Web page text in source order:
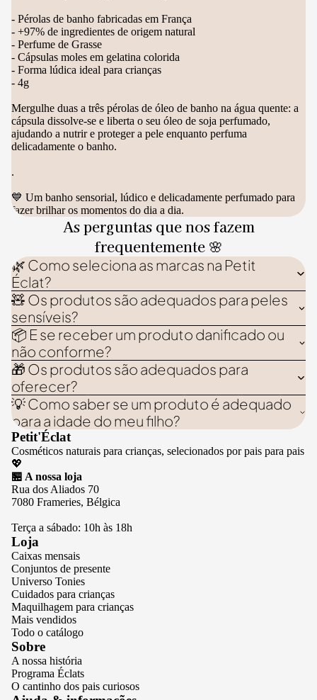
- Pérolas de banho fabricadas em França
- +97% de ingredientes de origem natural
- Perfume de Grasse
- Cápsulas moles em gelatina colorida
- Forma lúdica ideal para crianças
- 4g
Mergulhe duas a três pérolas de óleo de banho na água quente: a
cápsula dissolve-se e liberta o seu óleo de soja perfumado,
ajudando a nutrir e proteger a pele enquanto perfuma
delicadamente o banho.
.
💙 Um banho sensorial, lúdico e delicadamente perfumado para
fazer brilhar os momentos do dia a dia.
As perguntas que nos fazem
frequentemente 🌸
🌿 Como seleciona as marcas na Petit
Éclat?
🧸 Os produtos são adequados para peles
sensíveis?
📦 E se receber um produto danificado ou
não conforme?
🎁 Os produtos são adequados para
oferecer?
💡 Como saber se um produto é adequado
para a idade do meu filho?
Petit'Éclat
Cosméticos naturais para crianças, selecionados por pais para pais
💖
🏪 A nossa loja
Rua dos Aliados 70
7080 Frameries, Bélgica
Terça a sábado: 10h às 18h
Loja
Caixas mensais
Conjuntos de presente
Universo Tonies
Cuidados para crianças
Maquilhagem para crianças
Mais vendidos
Todo o catálogo
Sobre
A nossa história
Programa Éclats
O cantinho dos pais curiosos
Política de privacidade